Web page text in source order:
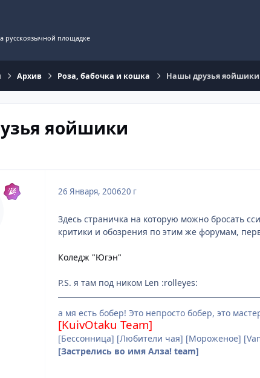
площадке
Архив Роза, бабочка и кошка Нашы друзья яойшики
яойшики
26 Января, 200620 г
Здесь страничка на которую можно бросать
критики и обозрения по этим же форумам,
Коледж "Югэн"
P.S. я там под ником Len :rolleyes:
а мя есть бобер! Это непросто бобер, это
[KuivOtaku Team]
[Бессонница] [Любители чая] [Мороженое]
[Застрелись во имя Алза! team]